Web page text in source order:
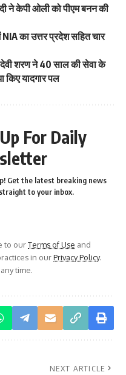
ने केपी ओली को पीएम बनन की
का उत्तर प्रदेश सहित चार
शरण ने 40 साल की सेवा के
किए यादगार पल
For Daily
Get the latest breaking news
to your inbox.
to ourTerms of Use and
in ourPrivacy Policy.
time.
NEXT ARTICLE